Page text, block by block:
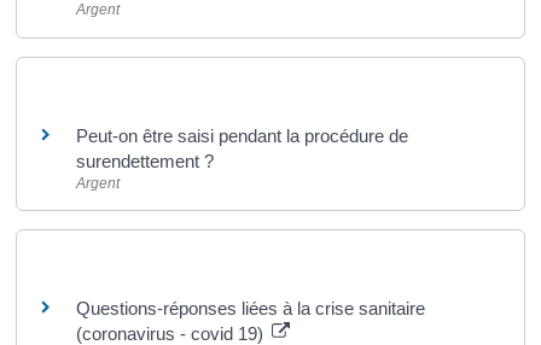
Argent
Peut-on être saisi pendant la procédure de
surendettement ?
Argent
Questions-réponses liées à la crise sanitaire
(coronavirus - covid 19)